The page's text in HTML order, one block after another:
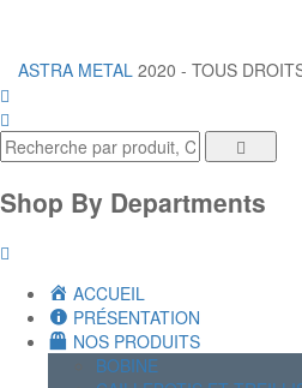
ASTRA METAL 2020 - TOUS
Shop By Departments
ACCUEIL
PRÉSENTATION
NOS PRODUITS
BOBINE